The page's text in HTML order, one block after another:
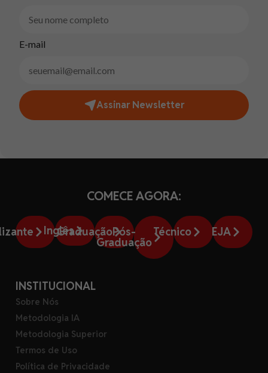
E-mail
Assinar Newsletter
COMECE AGORA:
Inglês
GraduaçãoPós-
Graduação
Técnico EJA
INSTITUCIONAL
Sobre Nós
Metodologia IA
Metodologia Superior
Termos de Uso
Política de Privacidade